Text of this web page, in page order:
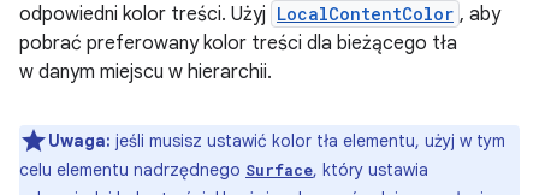
odpowiedni kolor treści. Użyj LocalContentColor , aby
pobrać preferowany kolor treści dla bieżącego tła
w danym miejscu w hierarchii.
Uwaga: jeśli musisz ustawić kolor tła elementu, użyj w tym
celu elementu nadrzędnego Surface, który ustawia